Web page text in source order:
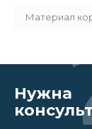
Материал
Нужна